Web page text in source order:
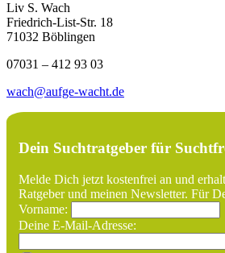
Liv S. Wach
Friedrich-List-Str. 18
71032 Böblingen
07031 – 412 93 03
wach@aufge-wacht.de
Dein Suchtratgeber für
Melde Dich jetzt kostenfrei an und
Ratgeber und meinen Newsletter. Für
Vorname:
Deine E-Mail-Adresse: